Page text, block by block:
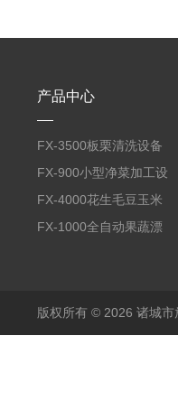
产品中心
FX-3500板栗清洗设备
全自动气泡清洗机
FX-900小型净菜加工设
备野菜清洗机
FX-4000花生毛豆玉米
蒸煮漂烫机
FX-1000全自动果蔬漂
版权所有 © 2026 诸城